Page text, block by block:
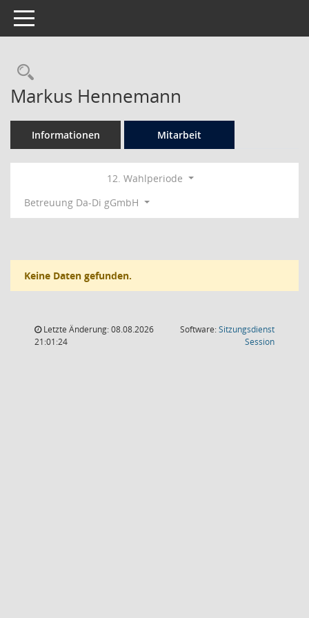
Toggle navigation
Rechercheauswahl
Markus Hennemann
Informationen Mitarbeit
12. Wahlperiode
Betreuung Da-Di gGmbH
Keine Daten gefunden.
Letzte Änderung: 08.08.2026
21:01:24
Software:Sitzungsdienst
Session(Wird in